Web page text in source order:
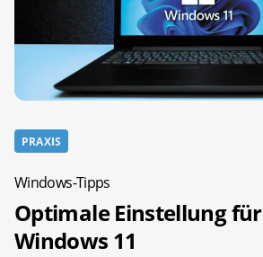
PRAXIS
Windows-Tipps
Optimale Einstellung für
Windows 11